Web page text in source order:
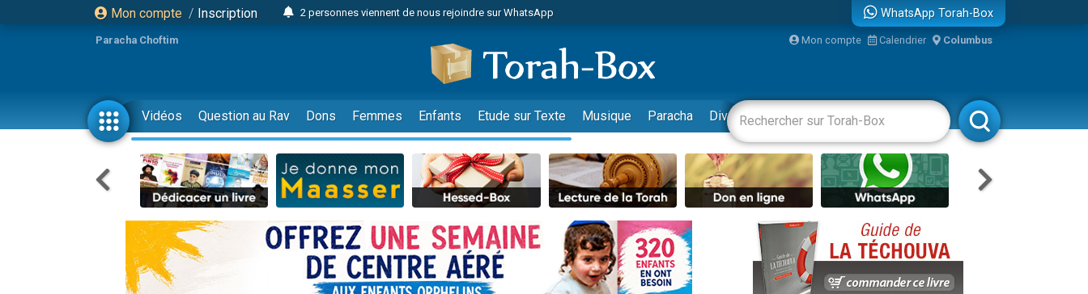
Mon compte / Inscription
2 personnes viennent de nous rejoindre sur WhatsApp
3 personnes viennent de faire un don pour Événements Torah-Box
2 personnes viennent de faire un don pour Tsédaka : pauvres d'Israel
3 personnes viennent de nous rejoindre sur WhatsApp
11 personnes viennent de demander une bénédiction
3 personnes viennent de faire un don pour Diane, 80 ans, dans un appartement insalubre
Il reste 49 places pour étudier en groupe sur Zoom
2 personnes viennent de nous rejoindre sur WhatsApp
29 personnes viennent de demander une bénédiction
Il reste 49 places pour étudier en groupe sur Zoom
2 personnes viennent de nous rejoindre sur WhatsApp
WhatsApp Torah-Box
Paracha Choftim Mon compte Calendrier Columbus
Vidéos Question au Rav Dons Femmes Enfants Etude sur Texte Musique Paracha Divertissements Livres Rabbanim